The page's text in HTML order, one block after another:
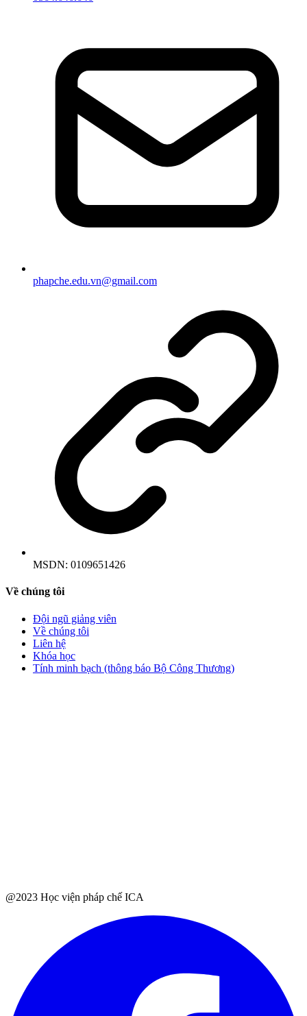
phapche.edu.vn@gmail.com
MSDN: 0109651426
Về chúng tôi
Đội ngũ giảng viên
Về chúng tôi
Liên hệ
Khóa học
Tính minh bạch (thông báo Bộ Công Thương)
@2023 Học viện pháp chế ICA